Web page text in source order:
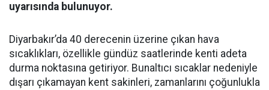
uyarısında bulunuyor.
Diyarbakır’da 40 derecenin üzerine çıkan hava
sıcaklıkları, özellikle gündüz saatlerinde kenti adeta
durma noktasına getiriyor. Bunaltıcı sıcaklar nedeniyle
dışarı çıkamayan kent sakinleri, zamanlarını çoğunlukla